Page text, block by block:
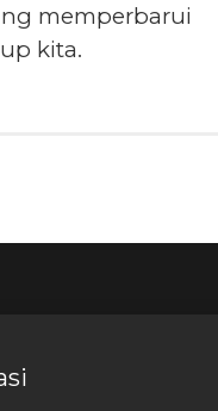
memperbarui
kita.